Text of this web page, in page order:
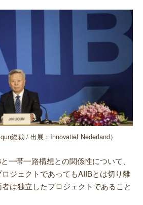
総裁 / 出展：Innovatief Nederland）
一帯一路構想との関係性について、
ロジェクトであってもAIIBとは切り離
は独立したプロジェクトであること